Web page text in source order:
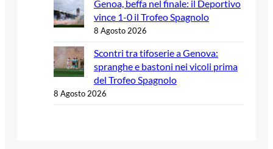
Genoa, beffa nel finale: il Deportivo
vince 1-0 il Trofeo Spagnolo
8 Agosto 2026
Scontri tra tifoserie a Genova:
spranghe e bastoni nei vicoli prima
del Trofeo Spagnolo
8 Agosto 2026